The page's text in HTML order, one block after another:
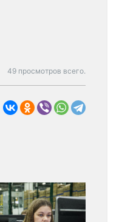
49 просмотров всего.